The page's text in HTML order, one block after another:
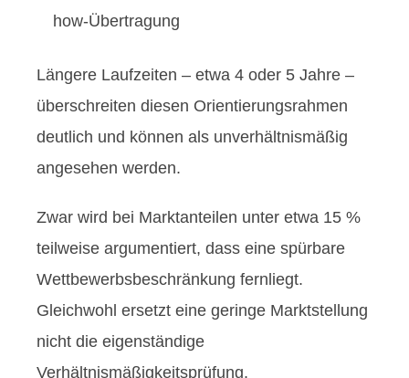
how-Übertragung
Längere Laufzeiten – etwa 4 oder 5 Jahre –
überschreiten diesen Orientierungsrahmen
deutlich und können als unverhältnismäßig
angesehen werden.
Zwar wird bei Marktanteilen unter etwa 15 %
teilweise argumentiert, dass eine spürbare
Wettbewerbsbeschränkung fernliegt.
Gleichwohl ersetzt eine geringe Marktstellung
nicht die eigenständige
Verhältnismäßigkeitsprüfung.